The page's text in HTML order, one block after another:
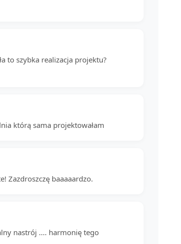
to szybka realizacja projektu?
którą sama projektowałam
Zazdroszczę baaaaardzo.
nastrój .... harmonię tego